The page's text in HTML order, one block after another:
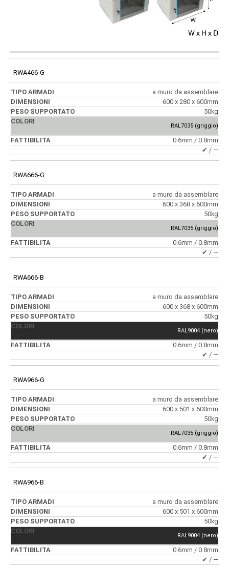
PESO
SUPPORTATO
RWA466-G
a muro da assemblare
600 x 280 x 600mm
50kg
RAL7035 (griggio)
0.6mm / 0.8mm
✔ / ―
RWA666-G
a muro da assemblare
600 x 368 x 600mm
50kg
RAL7035 (griggio)
0.6mm / 0.8mm
✔ / ―
RWA666-B
a muro da assemblare
600 x 368 x 600mm
50kg
RAL9004 (nero)
0.6mm / 0.8mm
✔ / ―
RWA966-G
a muro da assemblare
600 x 501 x 600mm
50kg
RAL7035 (griggio)
0.6mm / 0.8mm
✔ / ―
RWA966-B
a muro da assemblare
600 x 501 x 600mm
50kg
RAL9004 (nero)
0.6mm / 0.8mm
✔ / ―